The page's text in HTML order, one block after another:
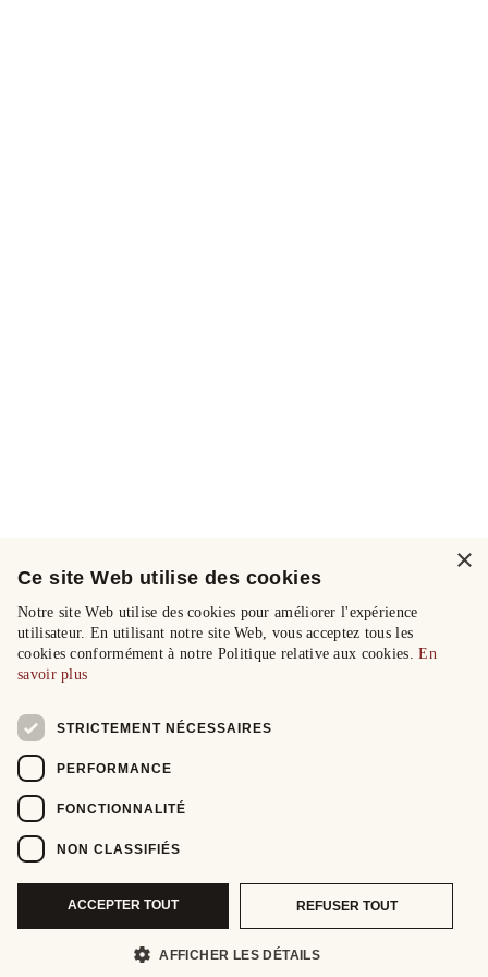
×
Ce site Web utilise des cookies
Notre site Web utilise des cookies pour améliorer l'expérience
utilisateur. En utilisant notre site Web, vous acceptez tous les
cookies conformément à notre Politique relative aux cookies.En
savoir plus
STRICTEMENT NÉCESSAIRES
PERFORMANCE
FONCTIONNALITÉ
NON CLASSIFIÉS
ACCEPTER TOUT REFUSER TOUT
AFFICHER LES DÉTAILS